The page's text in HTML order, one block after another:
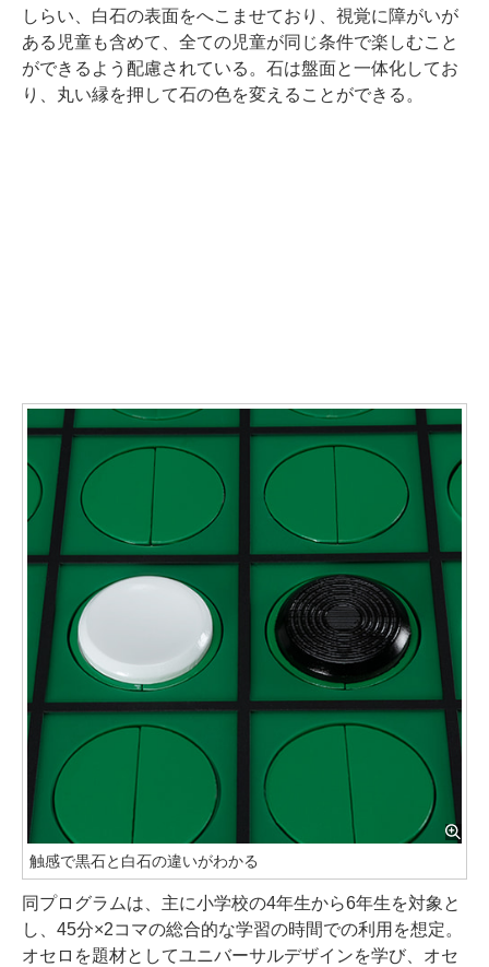
しらい、白石の表面をへこませており、視覚に障がいが
ある児童も含めて、全ての児童が同じ条件で楽しむこと
ができるよう配慮されている。石は盤面と一体化してお
り、丸い縁を押して石の色を変えることができる。
触感で黒石と白石の違いがわかる
同プログラムは、主に小学校の4年生から6年生を対象と
し、45分×2コマの総合的な学習の時間での利用を想定。
オセロを題材としてユニバーサルデザインを学び、オセ